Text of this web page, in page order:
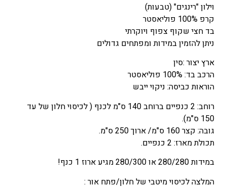
המחיר
הנוכחי
הוא
₪182
–
₪232
מחירים:
עד
וילון "רינגים" (טבעות)
קרפ 100% פוליאסטר
בד חצי שקוף צפוף ויוקרתי
ניתן להזמין במידות ומפתחים גדולים
ארץ יצור :סין
הרכב בד: 100% פוליאסטר
הוראות כביסה: ניקוי ייבש
רוחב: 2 כנפיים ברוחב 140 ס"מ לכנף ( לכיסוי חלון של עד
150 ס"מ).
גובה: קצר 160 ס"מ/ ארוך 250 ס"מ.
תכולת מארז: 2 כנפיים.
במידות 280/280 או 280/300 מגיע ארוז 1 כנף!
המלצה לכיסוי מיטבי של חלון/פתח אור :